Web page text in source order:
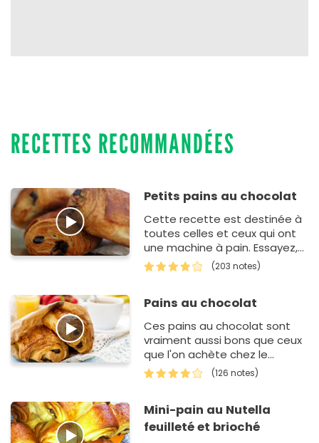
RECETTES RECOMMANDÉES
Petits pains au chocolat
Cette recette est destinée à
toutes celles et ceux qui ont
une machine à pain. Essayez,
vous m'en direz des nouvelles !
(203 notes)
Pains au chocolat
Ces pains au chocolat sont
vraiment aussi bons que ceux
que l'on achète chez le
boulanger.
(126 notes)
Mini-pain au Nutella
feuilleté et brioché